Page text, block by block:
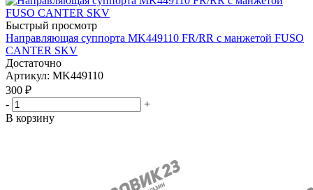
Быстрый просмотр
Направляющая суппорта MK449110 FR/RR с манжетой FUSO
CANTER SKV
Достаточно
Артикул: MK449110
300 ₽
-
+
В корзину